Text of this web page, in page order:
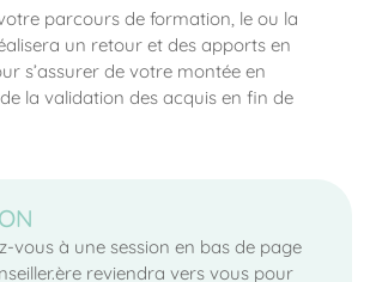
parcours de formation, le ou la
un retour et des apports en
s’assurer de votre montée en
la validation des acquis en fin de
vous à une session en bas de page
reviendra vers vous pour